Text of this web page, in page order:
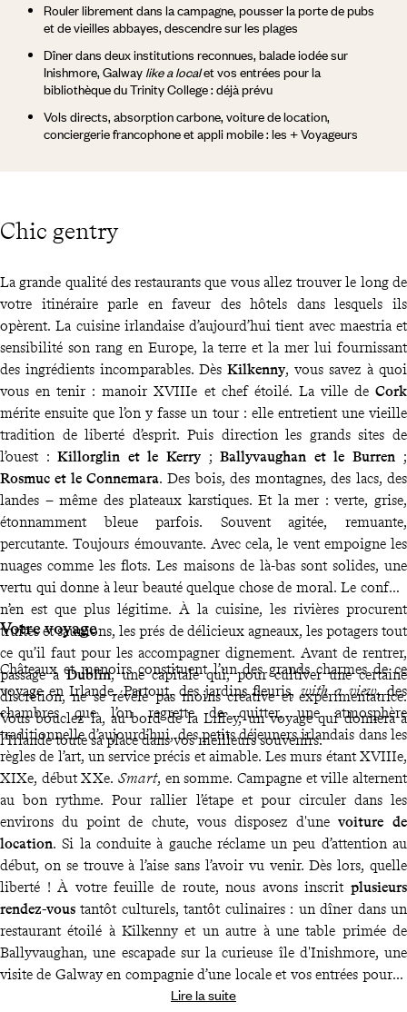
Chic gentry
Rouler librement dans la campagne, pousser la porte de pubs
et de vieilles abbayes, descendre sur les plages
Dîner dans deux institutions reconnues, balade iodée sur
Inishmore, Galway like a localet vos entrées pour la
bibliothèque du Trinity College : déjà prévu
Vols directs, absorption carbone, voiture de location,
conciergerie francophone et appli mobile : les + Voyageurs
La grande qualité des restaurants que vous allez trouver le long de
votre itinéraire parle en faveur des hôtels dans lesquels ils
opèrent. La cuisine irlandaise d’aujourd’hui tient avec maestria et
sensibilité son rang en Europe, la terre et la mer lui fournissant
des ingrédients incomparables. Dès Kilkenny, vous savez à quoi
vous en tenir : manoir XVIIIe et chef étoilé. La ville de Cork
mérite ensuite que l’on y fasse un tour : elle entretient une vieille
tradition de liberté d’esprit. Puis direction les grands sites de
l’ouest : Killorglin et le Kerry ; Ballyvaughan et le Burren ;
Rosmuc et le Connemara. Des bois, des montagnes, des lacs, des
landes – même des plateaux karstiques. Et la mer : verte, grise,
étonnamment bleue parfois. Souvent agitée, remuante,
percutante. Toujours émouvante. Avec cela, le vent empoigne les
nuages comme les flots. Les maisons de là-bas sont solides, une
vertu qui donne à leur beauté quelque chose de moral. Le confort
n’en est que plus légitime. À la cuisine, les rivières procurent
truites et saumons, les prés de délicieux agneaux, les potagers tout
ce qu’il faut pour les accompagner dignement. Avant de rentrer,
passage àDublin, une capitale qui, pour cultiver une certaine
discrétion, ne se révèle pas moins créative et expérimentatrice.
Vous bouclez là, au bord de la Liffey, un voyage qui donnera à
l’Irlande toute sa place dans vos meilleurs souvenirs.
Votre voyage
Châteaux et manoirs constituent l’un des grands charmes de ce
voyage en Irlande. Partout, des jardins fleuris, with a view, des
chambres que l’on regrette de quitter, une atmosphère
traditionnelle d’aujourd’hui, des petits déjeuners irlandais dans les
règles de l’art, un service précis et aimable. Les murs étant XVIIIe,
XIXe, début XXe. Smart, en somme. Campagne et ville alternent
au bon rythme. Pour rallier l’étape et pour circuler dans les
environs du point de chute, vous disposez d'une voiture de
location. Si la conduite à gauche réclame un peu d’attention au
début, on se trouve à l’aise sans l’avoir vu venir. Dès lors, quelle
liberté ! À votre feuille de route, nous avons inscrit plusieurs
rendez-vous tantôt culturels, tantôt culinaires : un dîner dans un
restaurant étoilé à Kilkenny et un autre à une table primée de
Ballyvaughan, une escapade sur la curieuse île d'Inishmore, une
visite de Galway en compagnie d’une locale et vos entrées pour la
bibliothèque du Trinity College de Dublin. Un beau mélange de
Lire la suite